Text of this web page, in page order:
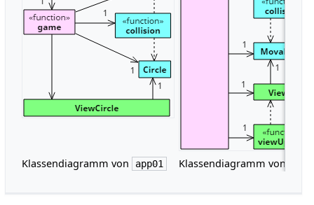
Klassendiagramm von app01 Klassendiagramm von